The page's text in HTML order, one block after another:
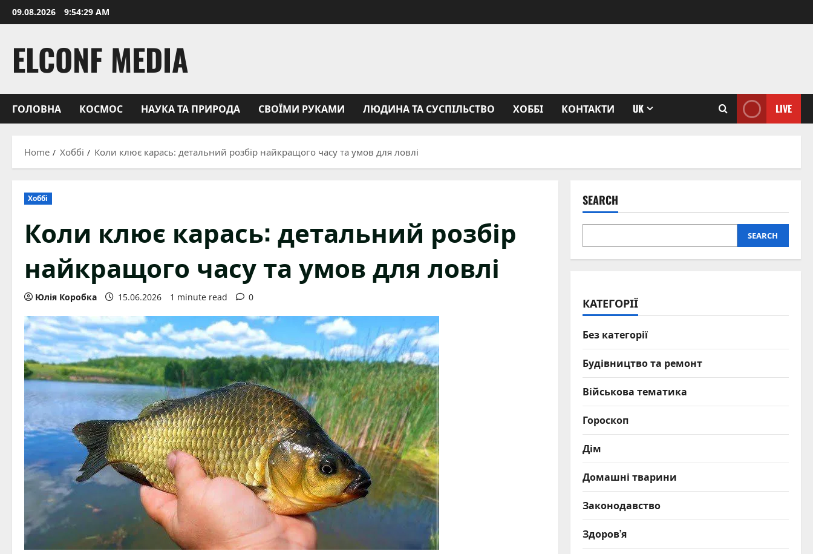
Skip
to
09.08.2026 9:54:30 AM
ELCONF MEDIA
ГОЛОВНА КОСМОС НАУКА ТА ПРИРОДА СВОЇМИ РУКАМИ ЛЮДИНА ТА СУСПІЛЬСТВО ХОББІ КОНТАКТИ UK LIVE
Home Хоббі Коли клює карась: детальний розбір найкращого часу та умов для ловлі
Хоббі
Коли клює карась: детальний розбір
найкращого часу та умов для ловлі
Юлія Коробка 15.06.2026 1 minute read 0
SEARCH
SEARCH
КАТЕГОРІЇ
Без категорії
Будівництво та ремонт
Військова тематика
Гороскоп
Дім
Домашні тварини
Законодавство
Здоров’я